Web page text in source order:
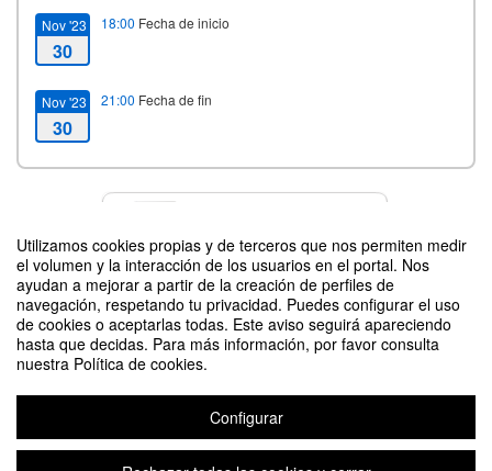
Utilizamos cookies propias y de terceros que nos permiten medir
el volumen y la interacción de los usuarios en el portal. Nos
ayudan a mejorar a partir de la creación de perfiles de
navegación, respetando tu privacidad. Puedes configurar el uso
de cookies o aceptarlas todas. Este aviso seguirá apareciendo
hasta que decidas. Para más información, por favor consulta
nuestra Política de cookies.
Configurar
Nov '23
30
18:00 Fecha de inicio
Nov '23
30
21:00 Fecha de fin
Difunde tu evento poniendo el siguiente código en tu sitio